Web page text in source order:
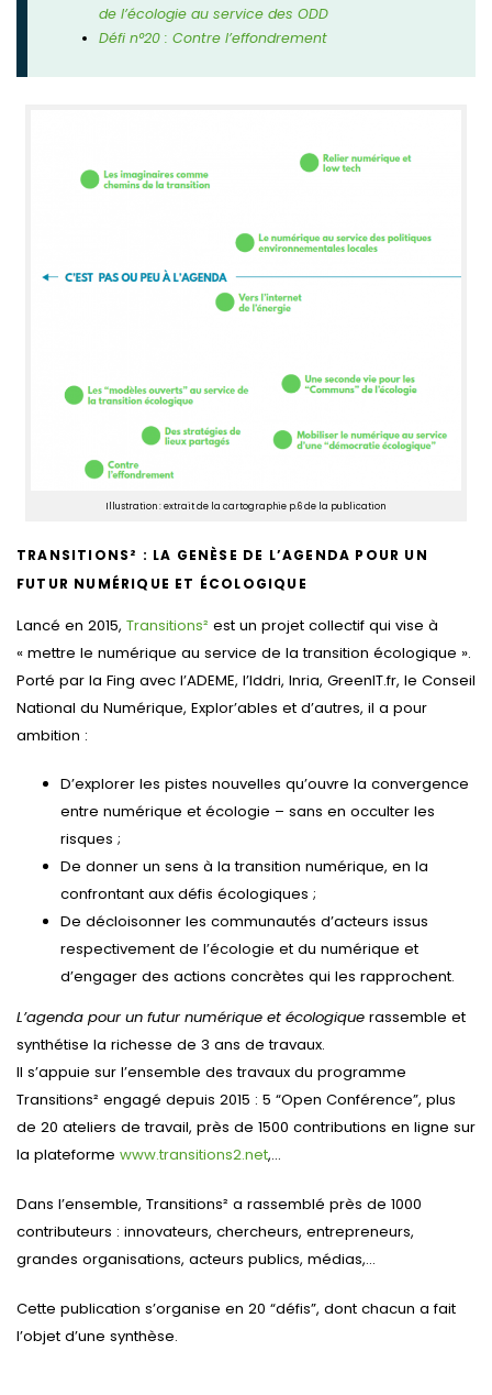
de l’écologie au service des ODD
Défi n°20 : Contre l’effondrement
Illustration : extrait de la cartographie p.6 de la publication
TRANSITIONS² : LA GENÈSE DE L’AGENDA POUR UN
FUTUR NUMÉRIQUE ET ÉCOLOGIQUE
Lancé en 2015, Transitions² est un projet collectif qui vise à
« mettre le numérique au service de la transition écologique ».
Porté par la Fing avec l’ADEME, l’Iddri, Inria, GreenIT.fr, le Conseil
National du Numérique, Explor’ables et d’autres, il a pour
ambition :
D’explorer les pistes nouvelles qu’ouvre la convergence
entre numérique et écologie – sans en occulter les
risques ;
De donner un sens à la transition numérique, en la
confrontant aux défis écologiques ;
De décloisonner les communautés d’acteurs issus
respectivement de l’écologie et du numérique et
d’engager des actions concrètes qui les rapprochent.
L’agenda pour un futur numérique et écologique rassemble et
synthétise la richesse de 3 ans de travaux.
Il s’appuie sur l’ensemble des travaux du programme
Transitions² engagé depuis 2015 : 5 “Open Conférence”, plus
de 20 ateliers de travail, près de 1500 contributions en ligne sur
la plateforme www.transitions2.net,…
Dans l’ensemble, Transitions² a rassemblé près de 1000
contributeurs : innovateurs, chercheurs, entrepreneurs,
grandes organisations, acteurs publics, médias,…
Cette publication s’organise en 20 “défis”, dont chacun a fait
l’objet d’une synthèse.